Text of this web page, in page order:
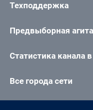
Техподдержка
Предвыборная
Статистика канала
Все города сети